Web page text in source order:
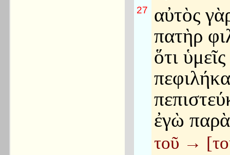
27
αὐτὸς
πατὴρ
ὅτι
ἐγὼ
τοῦ →